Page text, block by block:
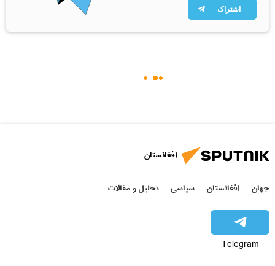
اشتراک
افغانستان
جهان افغانستان سیاسی تحلیل و مقالات
Telegram